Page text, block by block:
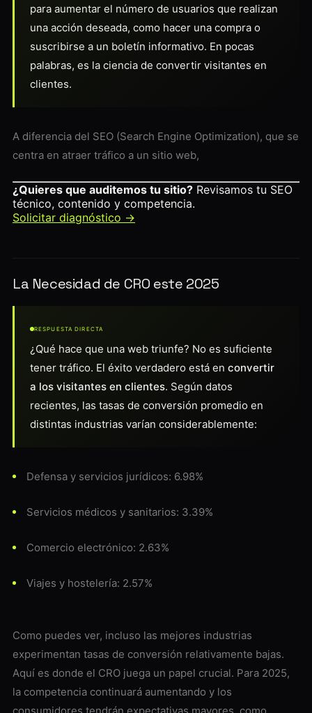
para aumentar el número de usuarios que realizan
una acción deseada, como hacer una compra o
suscribirse a un boletín informativo. En pocas
palabras, es la ciencia de convertir visitantes en
clientes.
A diferencia del SEO (Search Engine Optimization), que se
centra en atraer tráfico a un sitio web,
¿Quieres que auditemos tu sitio? Revisamos tu SEO
técnico, contenido y competencia.
Solicitar diagnóstico →
La Necesidad de CRO este 2025
RESPUESTA DIRECTA
¿Qué hace que una web triunfe? No es suficiente
tener tráfico. El éxito verdadero está en convertir
a los visitantes en clientes. Según datos
recientes, las tasas de conversión promedio en
distintas industrias varían considerablemente:
Defensa y servicios jurídicos: 6.98%
Servicios médicos y sanitarios: 3.39%
Comercio electrónico: 2.63%
Viajes y hostelería: 2.57%
Como puedes ver, incluso las mejores industrias
experimentan tasas de conversión relativamente bajas.
Aquí es donde el CRO juega un papel crucial. Para 2025,
la competencia continuará aumentando y los